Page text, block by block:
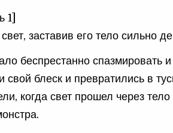
заставив его тело сильно
беспрестанно спазмировать
блеск и превратились в
когда свет прошел через